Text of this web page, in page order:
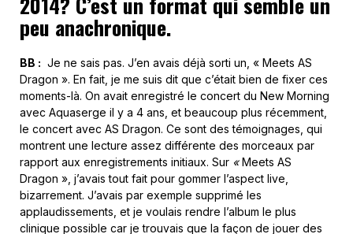
peu anachronique.
BB : Je ne sais pas. J’en avais déjà sorti un, « Meets AS
Dragon ». En fait, je me suis dit que c’était bien de fixer ces
moments-là. On avait enregistré le concert du New Morning
avec Aquaserge il y a 4 ans, et beaucoup plus récemment,
le concert avec AS Dragon. Ce sont des témoignages, qui
montrent une lecture assez différente des morceaux par
rapport aux enregistrements initiaux. Sur «Meets AS
Dragon », j’avais tout fait pour gommer l’aspect live,
bizarrement. J’avais par exemple supprimé les
applaudissements, et je voulais rendre l’album le plus
clinique possible car je trouvais que la façon de jouer des